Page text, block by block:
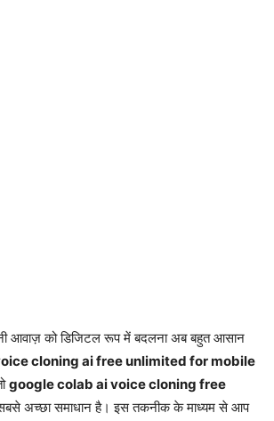
आवाज़ को डिजिटल रूप में बदलना अब बहुत आसान
cloning ai free unlimited for mobile
google colab ai voice cloning free
अच्छा समाधान है। इस तकनीक के माध्यम से आप